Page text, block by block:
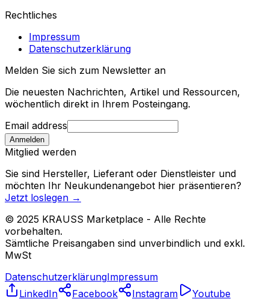
Rechtliches
Impressum
Datenschutzerklärung
Melden Sie sich zum Newsletter an
Die neuesten Nachrichten, Artikel und Ressourcen,
wöchentlich direkt in Ihrem Posteingang.
Email address
Anmelden
Mitglied werden
Sie sind Hersteller, Lieferant oder Dienstleister und
möchten Ihr Neukundenangebot hier präsentieren?
Jetzt loslegen →
© 2025 KRAUSS Marketplace - Alle Rechte
vorbehalten.
Sämtliche Preisangaben sind unverbindlich und exkl.
MwSt
DatenschutzerklärungImpressum
LinkedIn
Facebook Instagram Youtube